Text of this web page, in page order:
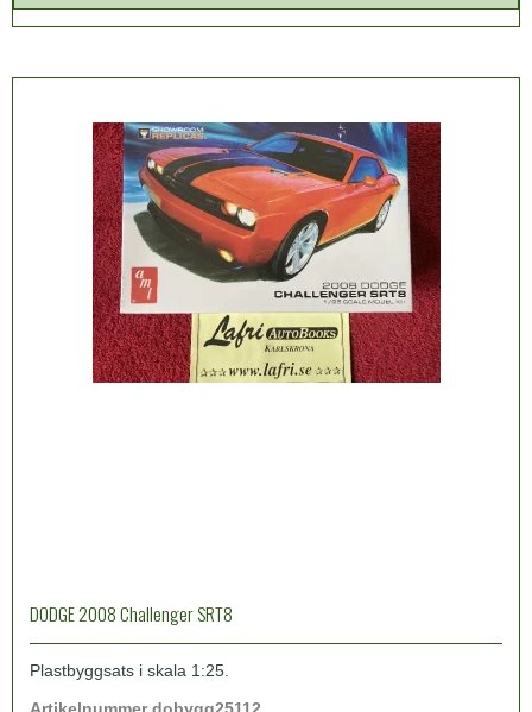
DODGE 2008 Challenger SRT8
Plastbyggsats i skala 1:25.
Artikelnummer dobygg25112